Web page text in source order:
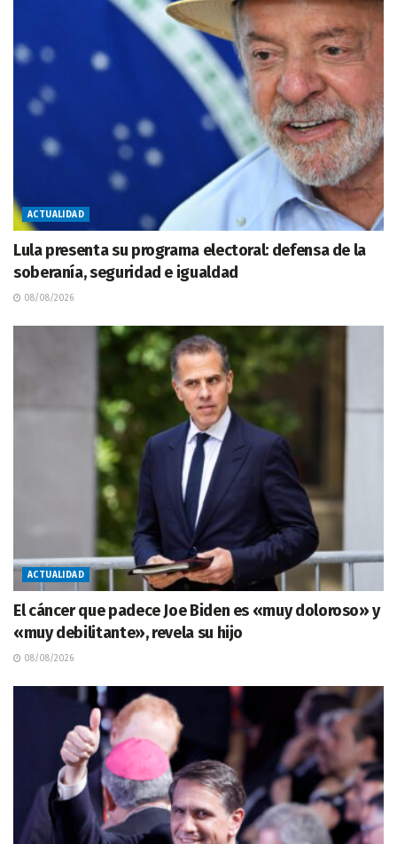
ACTUALIDAD
Lula presenta su programa electoral: defensa de la
soberanía, seguridad e igualdad
08/08/2026
ACTUALIDAD
El cáncer que padece Joe Biden es «muy doloroso» y
«muy debilitante», revela su hijo
08/08/2026